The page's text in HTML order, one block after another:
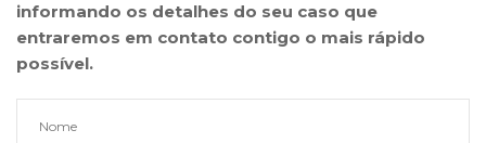
informando os detalhes do seu caso que
entraremos em contato contigo o mais rápido
possível.